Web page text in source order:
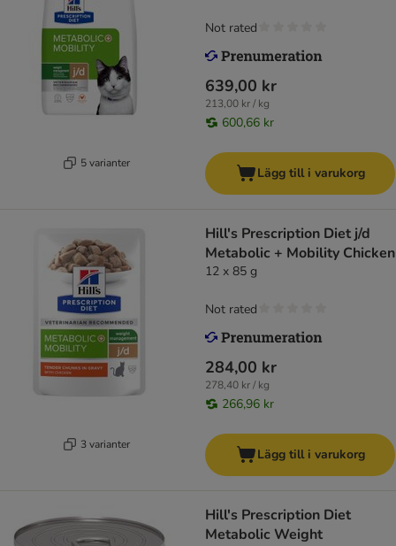
5 varianter
639,00 kr
213,00 kr / kg
600,66 kr
Not rated
Lägg till i varukorg
3 varianter
Hill's Prescription Diet j/d
Metabolic + Mobility Chicken
12 x 85 g
284,00 kr
278,40 kr / kg
266,96 kr
Not rated
Lägg till i varukorg
Hill's Prescription Diet
Metabolic Weight